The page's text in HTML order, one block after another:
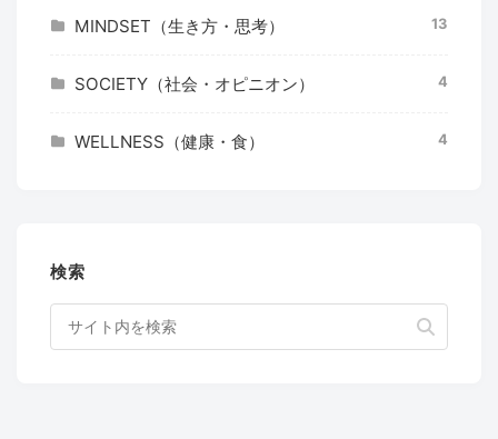
MINDSET（生き方・思考） 13
SOCIETY（社会・オピニオン） 4
WELLNESS（健康・食） 4
検索